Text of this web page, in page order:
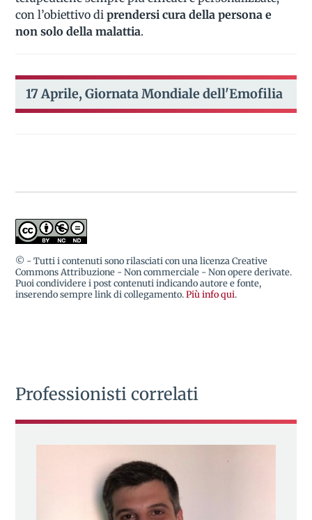
con l’obiettivo diprendersi cura della persona e
non solo della malattia.
17 Aprile, Giornata Mondiale dell'Emofilia
© - Tutti i contenuti sono rilasciati con una licenza Creative
Commons Attribuzione - Non commerciale - Non opere derivate.
Puoi condividere i post contenuti indicando autore e fonte,
inserendo sempre link di collegamento.Più info qui.
Professionisti correlati